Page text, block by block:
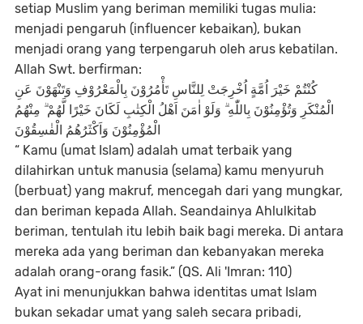
setiap Muslim yang beriman memiliki tugas mulia:
menjadi pengaruh (influencer kebaikan), bukan
menjadi orang yang terpengaruh oleh arus kebatilan.
Allah Swt. berfirman:
كُنْتُمْ خَيْرَ اُمَّةٍ اُخْرِجَتْ لِلنَّاسِ تَأْمُرُوْنَ بِالْمَعْرُوْفِ وَتَنْهَوْنَ عَنِ
الْمُنْكَرِ وَتُؤْمِنُوْنَ بِاللّٰهِ ۗ وَلَوْ اٰمَنَ اَهْلُ الْكِتٰبِ لَكَانَ خَيْرًا لَّهُمْ ۗ مِنْهُمُ
“ Kamu (umat Islam) adalah umat terbaik yang
dilahirkan untuk manusia (selama) kamu menyuruh
(berbuat) yang makruf, mencegah dari yang mungkar,
dan beriman kepada Allah. Seandainya Ahlulkitab
beriman, tentulah itu lebih baik bagi mereka. Di antara
mereka ada yang beriman dan kebanyakan mereka
adalah orang-orang fasik.” (QS. Ali 'Imran: 110)
Ayat ini menunjukkan bahwa identitas umat Islam
bukan sekadar umat yang saleh secara pribadi,